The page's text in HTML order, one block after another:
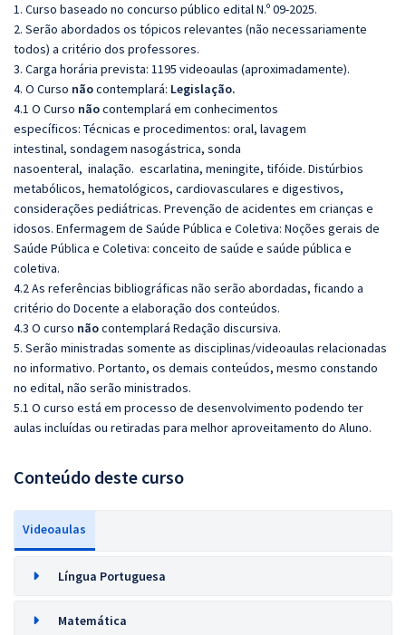
1. Curso baseado no concurso público edital N.º 09-2025.
2. Serão abordados os tópicos relevantes (não necessariamente
todos) a critério dos professores.
3. Carga horária prevista: 1195 videoaulas (aproximadamente).
4. O Curso nãocontemplará: Legislação.
4.1 O Curso nãocontemplará em conhecimentos
específicos: Técnicas e procedimentos: oral, lavagem
intestinal, sondagem nasogástrica, sonda
nasoenteral, inalação. escarlatina, meningite, tifóide. Distúrbios
metabólicos, hematológicos, cardiovasculares e digestivos,
considerações pediátricas. Prevenção de acidentes em crianças e
idosos. Enfermagem de Saúde Pública e Coletiva: Noções gerais de
Saúde Pública e Coletiva: conceito de saúde e saúde pública e
coletiva.
4.2 As referências bibliográficas não serão abordadas, ficando a
critério do Docente a elaboração dos conteúdos.
4.3 O curso nãocontemplará Redação discursiva.
5. Serão ministradas somente as disciplinas/videoaulas relacionadas
no informativo. Portanto, os demais conteúdos, mesmo constando
no edital, não serão ministrados.
5.1 O curso está em processo de desenvolvimento podendo ter
aulas incluídas ou retiradas para melhor aproveitamento do Aluno.
Conteúdo deste curso
Videoaulas
Língua Portuguesa
Matemática